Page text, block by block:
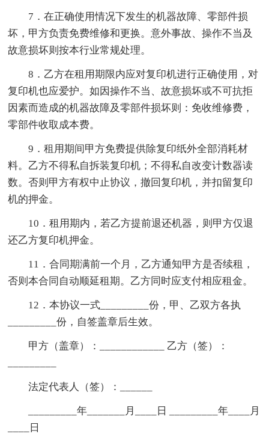
7．在正确使用情况下发生的机器故障、零部件损
坏，甲方负责免费维修和更换。意外事故、操作不当及
故意损坏则按本行业常规处理。
8．乙方在租用期限内应对复印机进行正确使用，对
复印机也应爱护。如因操作不当、故意损坏或不可抗拒
因素而造成的机器故障及零部件损坏则：免收维修费，
零部件收取成本费。
9．租用期间甲方免费提供除复印纸外全部消耗材
料。乙方不得私自拆装复印机；不得私自改变计数器读
数。否则甲方有权中止协议，撤回复印机，并扣留复印
机的押金。
10．租用期内，若乙方提前退还机器，则甲方仅退
还乙方复印机押金。
11．合同期满前一个月，乙方通知甲方是否续租，
否则本合同自动顺延租期。乙方同时应支付相应租金。
12．本协议一式_________份，甲、乙双方各执
_________份，自签盖章后生效。
甲方（盖章）：____________ 乙方（签）：
法定代表人（签）：______
_________年_______月____日 _________年____月
____日